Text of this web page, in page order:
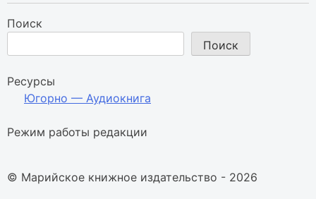
Поиск
Поиск
Ресурсы
Югорно — Аудиокнига
Режим работы редакции
© Марийское книжное издательство - 2026